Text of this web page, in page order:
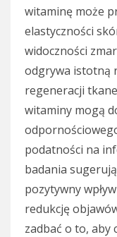
witaminę może
elastyczności
widoczności
odgrywa istotną
regeneracji
witaminy mogą
podatności na
badania
pozytywny
redukcję
zadbać o to, aby